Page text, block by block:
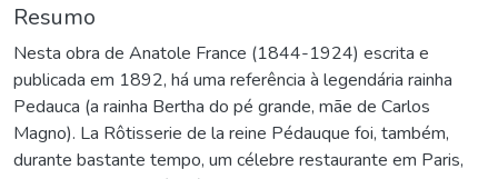
Resumo
Nesta obra de Anatole France (1844-1924) escrita e
publicada em 1892, há uma referência à legendária rainha
Pedauca (a rainha Bertha do pé grande, mãe de Carlos
Magno). La Rôtisserie de la reine Pédauque foi, também,
durante bastante tempo, um célebre restaurante em Paris,